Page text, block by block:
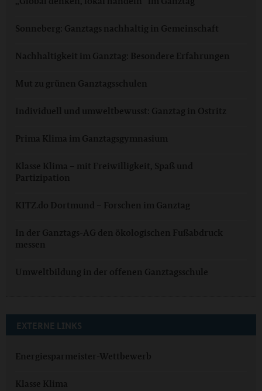
Sonneberg: Ganztags nachhaltig in Gemeinschaft
Nachhaltigkeit im Ganztag: Besondere Erfahrungen
Mut zu grünen Ganztagsschulen
Individuell und umweltbewusst: Ganztag in Ostritz
Prima Klima im Ganztagsgymnasium
Klasse Klima – mit Freiwilligkeit, Spaß und
Partizipation
KITZ.do Dortmund – Forschen im Ganztag
In der Ganztags-AG den ökologischen Fußabdruck
messen
Umweltbildung in der offenen Ganztagsschule
EXTERNE LINKS
Energiesparmeister-Wettbewerb
Klasse Klima